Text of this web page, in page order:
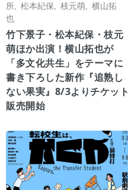
所
松本紀保 枝元萌
横山拓
也
竹下景子・松本紀保・枝元
萌ほか出演！横山拓也が
「多文化共生」をテーマに
書き下ろした新作『追熟し
ない果実』8/3よりチケット
販売開始